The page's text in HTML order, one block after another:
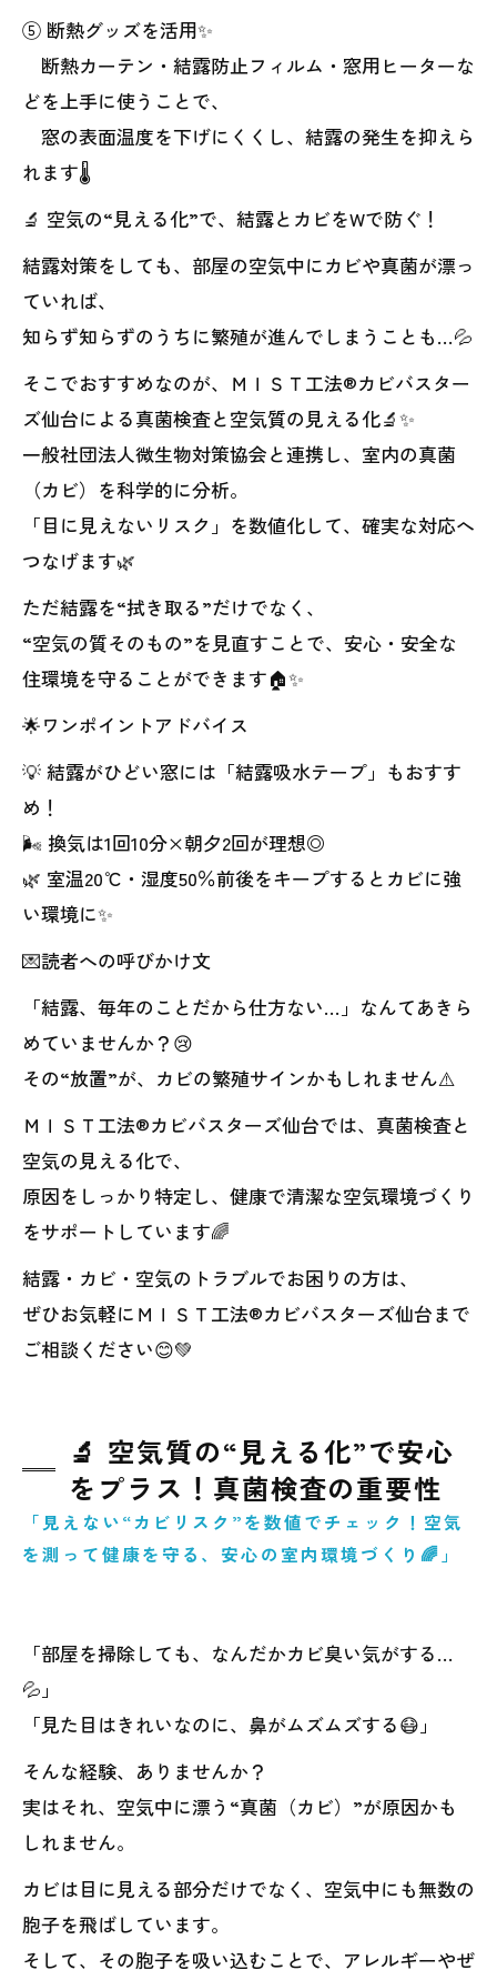
⑤ 断熱グッズを活用✨
断熱カーテン・結露防止フィルム・窓用ヒーターな
どを上手に使うことで、
窓の表面温度を下げにくくし、結露の発生を抑えら
れます🌡️
🔬 空気の“見える化”で、結露とカビをWで防ぐ！
結露対策をしても、部屋の空気中にカビや真菌が漂っ
ていれば、
知らず知らずのうちに繁殖が進んでしまうことも…💦
そこでおすすめなのが、ＭＩＳＴ工法®カビバスター
ズ仙台による真菌検査と空気質の見える化🔬✨
一般社団法人微生物対策協会と連携し、室内の真菌
（カビ）を科学的に分析。
「目に見えないリスク」を数値化して、確実な対応へ
つなげます🌿
ただ結露を“拭き取る”だけでなく、
“空気の質そのもの”を見直すことで、安心・安全な
住環境を守ることができます🏠✨
🌟ワンポイントアドバイス
💡 結露がひどい窓には「結露吸水テープ」もおすす
め！
🌬️ 換気は1回10分×朝夕2回が理想◎
🌿 室温20℃・湿度50％前後をキープするとカビに強
い環境に✨
💌読者への呼びかけ文
「結露、毎年のことだから仕方ない…」なんてあきら
めていませんか？😢
その“放置”が、カビの繁殖サインかもしれません⚠️
ＭＩＳＴ工法®カビバスターズ仙台では、真菌検査と
空気の見える化で、
原因をしっかり特定し、健康で清潔な空気環境づくり
をサポートしています🌈
結露・カビ・空気のトラブルでお困りの方は、
ぜひお気軽にＭＩＳＴ工法®カビバスターズ仙台まで
ご相談ください😊💚
🔬 空気質の“見える化”で安心
をプラス！真菌検査の重要性
「見えない“カビリスク”を数値でチェック！空気
を測って健康を守る、安心の室内環境づくり🌈」
「部屋を掃除しても、なんだかカビ臭い気がする…
💦」
「見た目はきれいなのに、鼻がムズムズする😷」
そんな経験、ありませんか？
実はそれ、空気中に漂う“真菌（カビ）”が原因かも
しれません。
カビは目に見える部分だけでなく、空気中にも無数の
胞子を飛ばしています。
そして、その胞子を吸い込むことで、アレルギーやぜ